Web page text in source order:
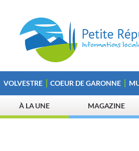
VOLVESTRE COEUR DE GARONNE
À LA UNE MAGAZINE